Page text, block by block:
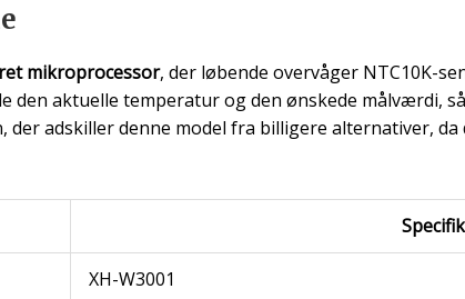
mikroprocessor, der løbende overvåger NTC10K-
den aktuelle temperatur og den ønskede målværdi,
adskiller denne model fra billigere alternativer,
XH-W3001